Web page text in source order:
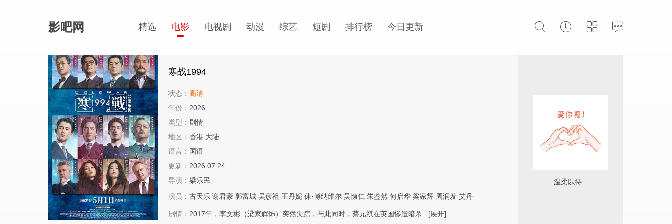
影吧网 精选 电影 电视剧 动漫 综艺 短剧 排行榜 今日更新
寒战1994
状态： 高清
年份： 2026
类型： 剧情
地区： 香港 大陆
语言： 国语
更新： 2026.07.24
导演： 梁乐民
演员： 古天乐 谢君豪 郭富城 吴彦祖 王丹妮 休·博纳维尔 吴慷仁 朱鉴然 何启华 梁家辉 周润发 艾丹·
剧情： 2017年，李文彬（梁家辉饰）突然失踪，与此同时，蔡元祺在英国惨遭暗杀... [展开]
温柔以待...